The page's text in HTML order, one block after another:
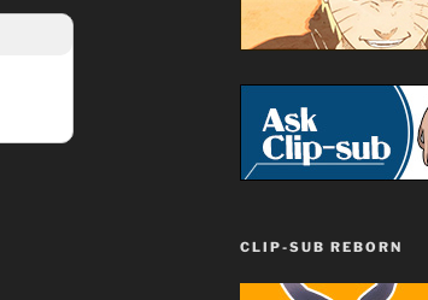
CLIP-SUB REBORN